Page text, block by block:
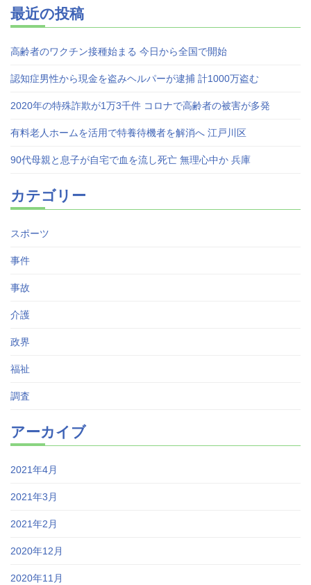
最近の投稿
高齢者のワクチン接種始まる 今日から全国で開始
認知症男性から現金を盗みヘルパーが逮捕 計1000万盗む
2020年の特殊詐欺が1万3千件 コロナで高齢者の被害が多発
有料老人ホームを活用で特養待機者を解消へ 江戸川区
90代母親と息子が自宅で血を流し死亡 無理心中か 兵庫
カテゴリー
スポーツ
事件
事故
介護
政界
福祉
調査
アーカイブ
2021年4月
2021年3月
2021年2月
2020年12月
2020年11月